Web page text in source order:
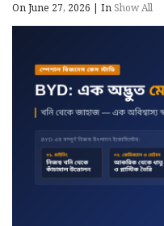
On June 27, 2026 | InShow All